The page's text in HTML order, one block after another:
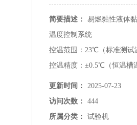
简要描述：
易燃黏性液体
‌温度控制系统‌
控温范围‌：23℃（标准测试
控温精度‌：±0.5℃（恒温槽
温度显示‌：数显温控 + 彩屏
更新时间：
2025-07-23
访问次数：
444
所属分类：
试验机